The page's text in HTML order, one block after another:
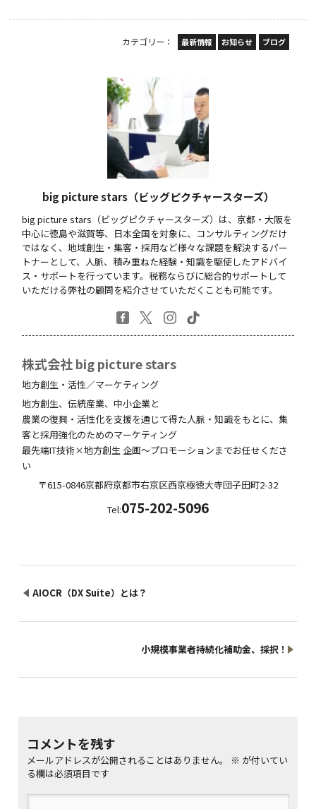
カテゴリー： 最新情報 お知らせ ブログ
big picture stars（ビッグピクチャースターズ）
big picture stars（ビッグピクチャースターズ）は、京都・大阪を
中心に徳島や滋賀等、日本全国を対象に、コンサルティングだけ
ではなく、地域創生・集客・採用など様々な課題を解決するパー
トナーとして、人脈、積み重ねた経験・知識を駆使したアドバイ
ス・サポートを行っています。税務ならびに総合的サポートして
いただける弊社の顧問を紹介させていただくことも可能です。
株式会社 big picture stars
地方創生・活性／マーケティング
地方創生、伝統産業、中小企業と
農業の復興・活性化を支援を通じて得た人脈・知識をもとに、集
客と採用強化のためのマーケティング
最先端IT技術×地方創生 企画～プロモーションまでお任せくださ
い
〒615-0846京都府京都市右京区西京極徳大寺団子田町2-32
Tel:075-202-5096
AIOCR（DX Suite）とは？
小規模事業者持続化補助金、採択！
コメントを残す
メールアドレスが公開されることはありません。 ※ が付いてい
る欄は必須項目です